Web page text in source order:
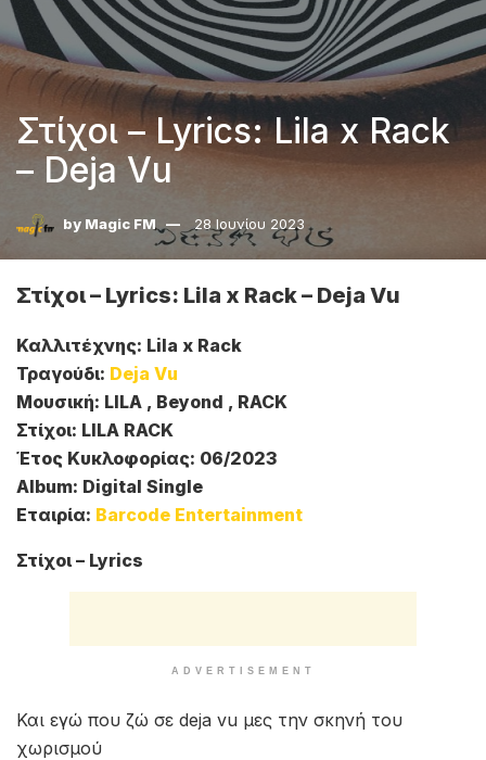
Στίχοι – Lyrics: Lila x Rack
– Deja Vu
by Magic FM 28 Ιουνίου 2023
Στίχοι – Lyrics: Lila x Rack – Deja Vu
Καλλιτέχνης: Lila x Rack
Τραγούδι: Deja Vu
Μουσική: LILA , Beyond , RACK
Στίχοι: LILA RACK
Έτος Κυκλοφορίας: 06/2023
Album: Digital Single
Εταιρία: Barcode Entertainment
Στίχοι – Lyrics
ADVERTISEMENT
Και εγώ που ζώ σε deja vu μες την σκηνή του
χωρισμού